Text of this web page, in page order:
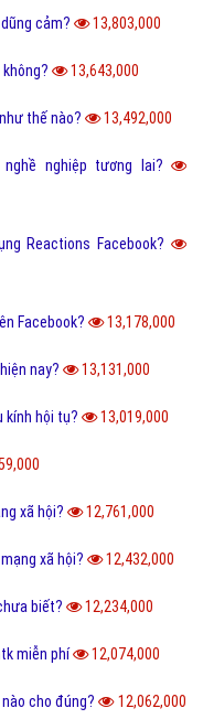
cảm? 13,803,000
13,643,000
thế nào? 13,492,000
nghiệp tương lai?
Reactions Facebook?
Facebook? 13,178,000
nay? 13,131,000
kính hội tụ? 13,019,000
xã hội? 12,761,000
xã hội? 12,432,000
biết? 12,234,000
miễn phí 12,074,000
cho đúng? 12,062,000